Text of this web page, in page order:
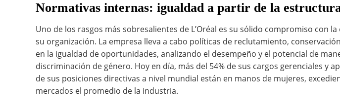
Normativas internas: igualdad a partir de la
Uno de los rasgos más sobresalientes de L’Oréal es su sólido compromiso con
su organización. La empresa lleva a cabo políticas de reclutamiento,
en la igualdad de oportunidades, analizando el desempeño y el potencial de
discriminación de género. Hoy en día, más del 54% de sus cargos gerenciales y
de sus posiciones directivas a nivel mundial están en manos de mujeres,
mercados el promedio de la industria.